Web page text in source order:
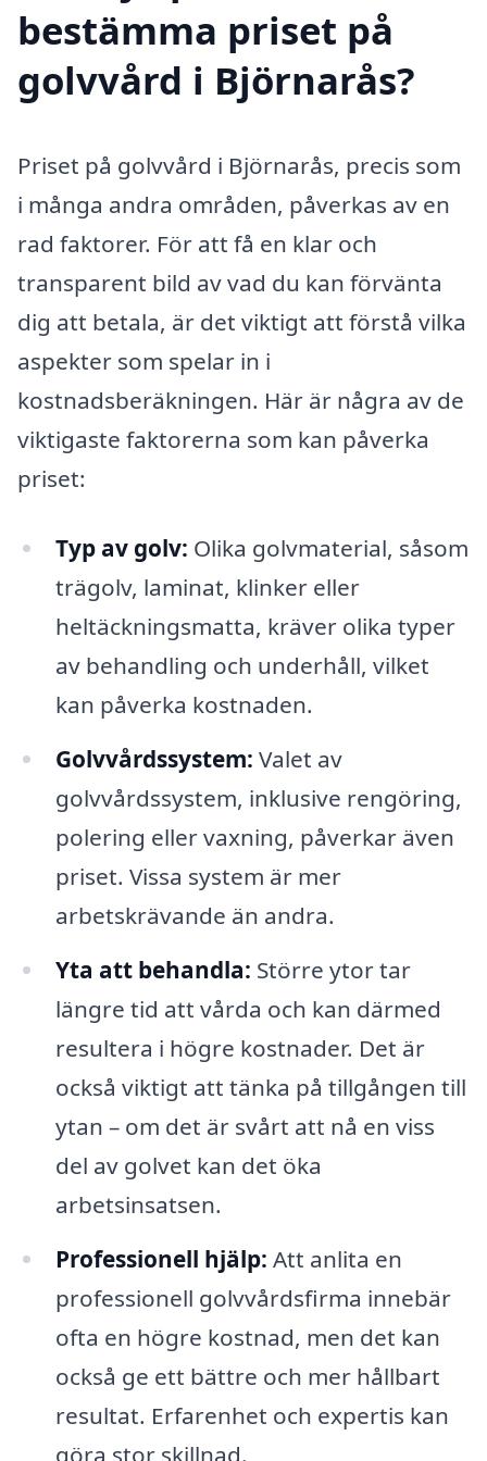
bestämma priset på
golvvård i Björnarås?
Priset på golvvård i Björnarås, precis som
i många andra områden, påverkas av en
rad faktorer. För att få en klar och
transparent bild av vad du kan förvänta
dig att betala, är det viktigt att förstå vilka
aspekter som spelar in i
kostnadsberäkningen. Här är några av de
viktigaste faktorerna som kan påverka
priset:
Typ av golv: Olika golvmaterial, såsom
trägolv, laminat, klinker eller
heltäckningsmatta, kräver olika typer
av behandling och underhåll, vilket
kan påverka kostnaden.
Golvvårdssystem: Valet av
golvvårdssystem, inklusive rengöring,
polering eller vaxning, påverkar även
priset. Vissa system är mer
arbetskrävande än andra.
Yta att behandla: Större ytor tar
längre tid att vårda och kan därmed
resultera i högre kostnader. Det är
också viktigt att tänka på tillgången till
ytan – om det är svårt att nå en viss
del av golvet kan det öka
arbetsinsatsen.
Professionell hjälp: Att anlita en
professionell golvvårdsfirma innebär
ofta en högre kostnad, men det kan
också ge ett bättre och mer hållbart
resultat. Erfarenhet och expertis kan
göra stor skillnad.